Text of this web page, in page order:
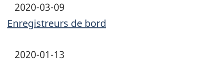
2020-03-09
Enregistreurs de bord
2020-01-13